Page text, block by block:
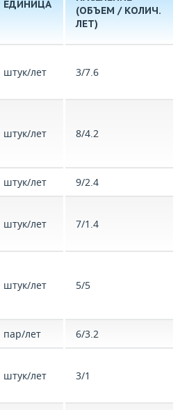
ЕДИНИЦА
(ОБЪЕМ / КОЛИЧ.
ЛЕТ)
штук/лет 3/7.6
штук/лет 8/4.2
штук/лет 9/2.4
штук/лет 7/1.4
штук/лет 5/5
пар/лет 6/3.2
штук/лет 3/1